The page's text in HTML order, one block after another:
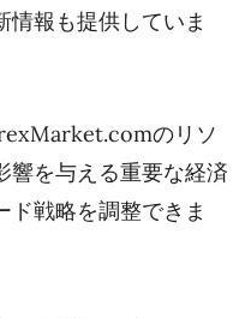
情報も提供していま
のリソ
響を与える重要な経済
ド戦略を調整できま